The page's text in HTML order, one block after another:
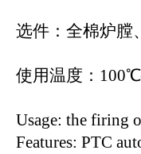
选件：全棉炉膛
使用温度：
Usage: the firing
Features: PTC